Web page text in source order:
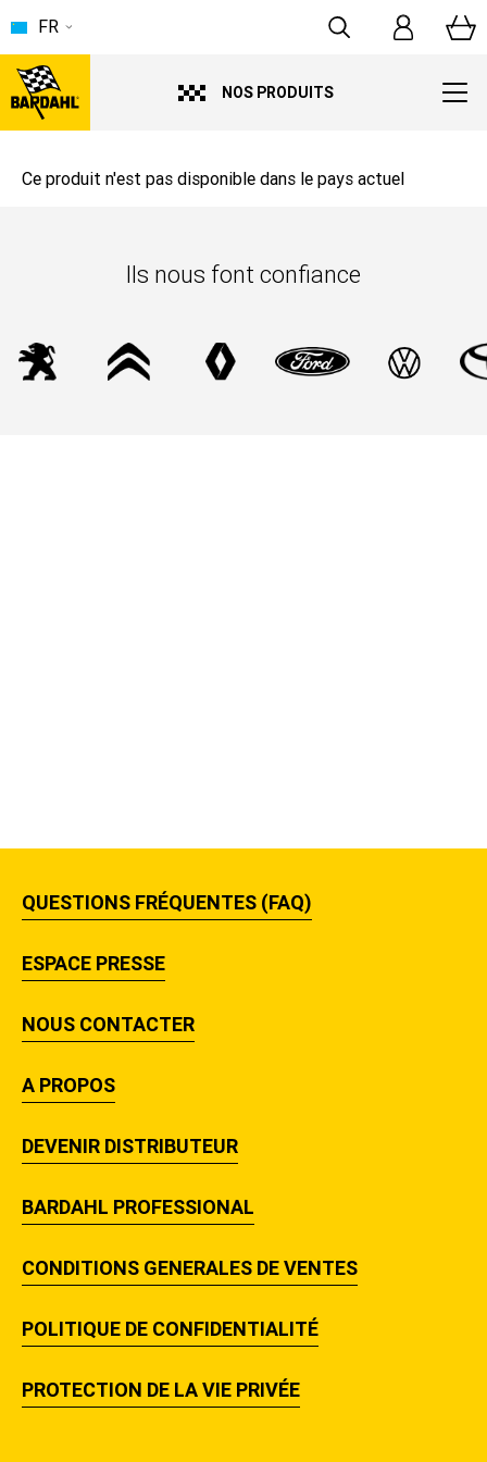
NOS PRODUITS
FR
Ce produit n'est pas disponible dans le pays actuel
Ils nous font confiance
QUESTIONS FRÉQUENTES (FAQ)
ESPACE PRESSE
NOUS CONTACTER
A PROPOS
DEVENIR DISTRIBUTEUR
BARDAHL PROFESSIONAL
CONDITIONS GENERALES DE VENTES
POLITIQUE DE CONFIDENTIALITÉ
PROTECTION DE LA VIE PRIVÉE